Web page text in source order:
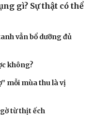
gì? Sự thật có thể
vẫn bổ dưỡng đủ
không?
mỗi mùa thu là vị
từ thịt ếch